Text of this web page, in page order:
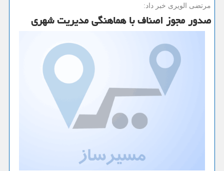
مرتضی الویری خبر داد:
صدور مجوز اصناف با هماهنگی مدیریت شهری